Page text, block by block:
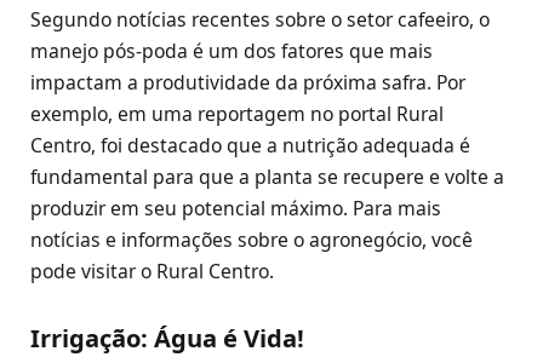
Segundo notícias recentes sobre o setor cafeeiro, o
manejo pós-poda é um dos fatores que mais
impactam a produtividade da próxima safra. Por
exemplo, em uma reportagem no portal Rural
Centro, foi destacado que a nutrição adequada é
fundamental para que a planta se recupere e volte a
produzir em seu potencial máximo. Para mais
notícias e informações sobre o agronegócio, você
pode visitar o Rural Centro.
Irrigação: Água é Vida!